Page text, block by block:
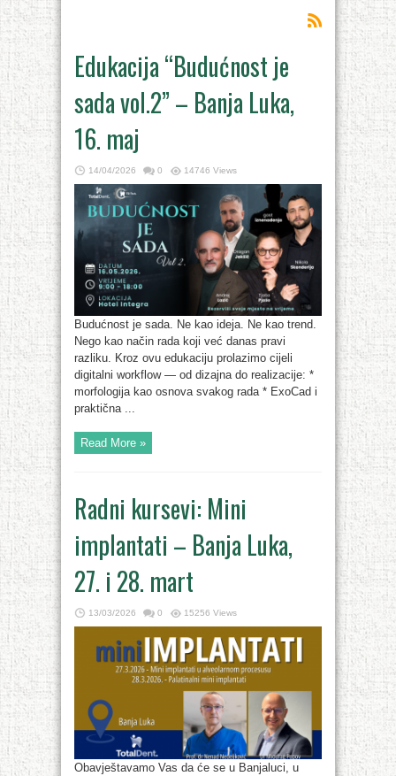
Edukacija “Budućnost je
sada vol.2” – Banja Luka,
16. maj
14/04/2026 0 14746 Views
Budućnost je sada. Ne kao ideja. Ne kao trend.
Nego kao način rada koji već danas pravi
razliku. Kroz ovu edukaciju prolazimo cijeli
digitalni workflow — od dizajna do realizacije: *
morfologija kao osnova svakog rada * ExoCad i
praktična ...
Read More »
Radni kursevi: Mini
implantati – Banja Luka,
27. i 28. mart
13/03/2026 0 15256 Views
Obavještavamo Vas da će se u Banjaluci, u